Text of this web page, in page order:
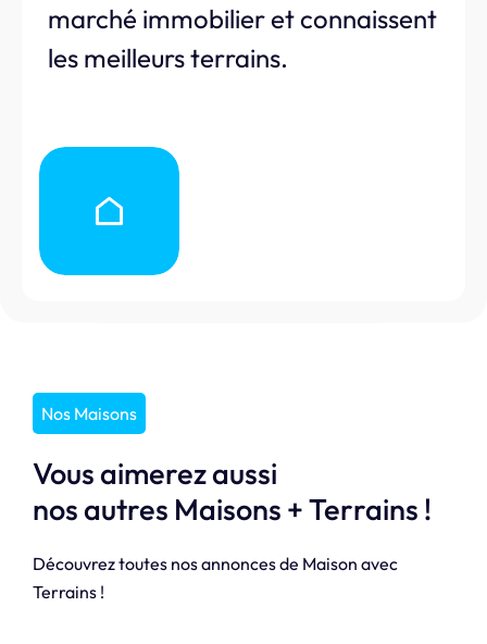
marché immobilier et connaissent
les meilleurs terrains.
Nos Maisons
Vous aimerez aussi
nos autres Maisons + Terrains !
Découvrez toutes nos annonces de Maison avec
Terrains !